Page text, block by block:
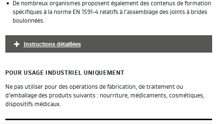
De nombreux organismes proposent également des contenus de formation
spécifiques à la norme EN 1591-4 relatifs à l'assemblage des joints à brides
boulonnées.
Instructions détaillées
POUR USAGE INDUSTRIEL UNIQUEMENT
Ne pas utiliser pour des opérations de fabrication, de traitement ou
d’emballage des produits suivants : nourriture, médicaments, cosmétiques,
dispositifs médicaux.